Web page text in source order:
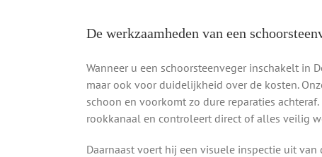
De werkzaamheden van een
Wanneer u een schoorsteenveger inschakelt in
maar ook voor duidelijkheid over de kosten.
schoon en voorkomt zo dure reparaties
rookkanaal en controleert direct of alles veilig
Daarnaast voert hij een visuele inspectie uit